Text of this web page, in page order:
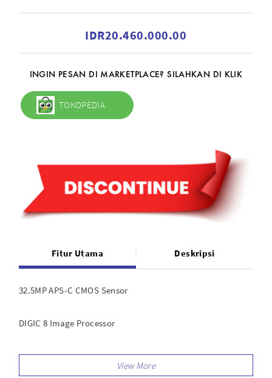
IDR20.460.000.00
INGIN PESAN DI MARKETPLACE? SILAHKAN DI KLIK
TOKOPEDIA
Fitur Utama Deskripsi
32.5MP APS-C CMOS Sensor
DIGIC 8 Image Processor
UHD 4K30p & Full HD 120p Video Recording